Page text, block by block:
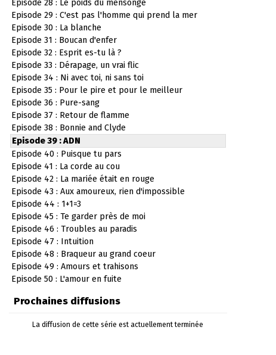
Episode 28 : Le poids du mensonge
Episode 29 : C'est pas l'homme qui prend la mer
Episode 30 : La blanche
Episode 31 : Boucan d'enfer
Episode 32 : Esprit es-tu là ?
Episode 33 : Dérapage, un vrai flic
Episode 34 : Ni avec toi, ni sans toi
Episode 35 : Pour le pire et pour le meilleur
Episode 36 : Pure-sang
Episode 37 : Retour de flamme
Episode 38 : Bonnie and Clyde
Episode 39 : ADN
Episode 40 : Puisque tu pars
Episode 41 : La corde au cou
Episode 42 : La mariée était en rouge
Episode 43 : Aux amoureux, rien d'impossible
Episode 44 : 1+1=3
Episode 45 : Te garder près de moi
Episode 46 : Troubles au paradis
Episode 47 : Intuition
Episode 48 : Braqueur au grand coeur
Episode 49 : Amours et trahisons
Episode 50 : L'amour en fuite
Prochaines diffusions
La diffusion de cette série est actuellement terminée